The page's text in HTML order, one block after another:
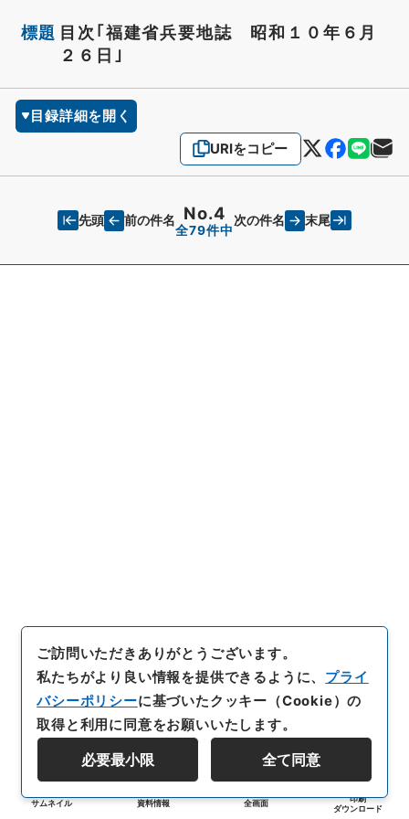
標題 目次｢福建省兵要地誌 昭和１０年６月
２６日｣
目録詳細を開く
URIをコピー
先頭 前の件名 No.4
全79件中
次の件名 末尾
サムネイル 資料情報 全画面
印刷
ダウンロード
ご訪問いただきありがとうございます。
私たちがより良い情報を提供できるように、 プライ
バシーポリシーに基づいたクッキー（Cookie）の
取得と利用に同意をお願いいたします。
必要最小限 全て同意